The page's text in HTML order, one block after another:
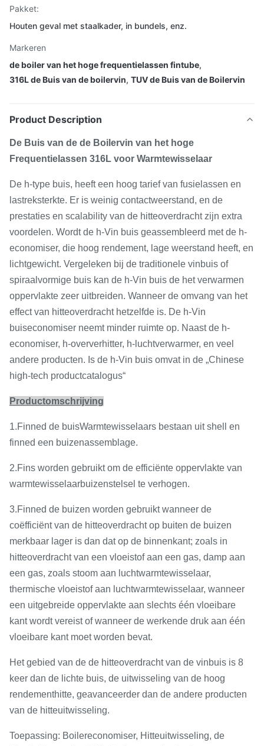
Pakket:
Houten geval met staalkader, in bundels, enz.
Markeren
de boiler van het hoge frequentielassen fintube,
316L de Buis van de boilervin, TUV de Buis van de Boilervin
Product Description
De Buis van de de Boilervin van het hoge
Frequentielassen 316L voor Warmtewisselaar
De h-type buis, heeft een hoog tarief van fusielassen en
lastreksterkte. Er is weinig contactweerstand, en de
prestaties en scalability van de hitteoverdracht zijn extra
voordelen. Wordt de h-Vin buis geassembleerd met de h-
economiser, die hoog rendement, lage weerstand heeft, en
lichtgewicht. Vergeleken bij de traditionele vinbuis of
spiraalvormige buis kan de h-Vin buis de het verwarmen
oppervlakte zeer uitbreiden. Wanneer de omvang van het
effect van hitteoverdracht hetzelfde is. De h-Vin
buiseconomiser neemt minder ruimte op. Naast de h-
economiser, h-oververhitter, h-luchtverwarmer, en veel
andere producten. Is de h-Vin buis omvat in de „Chinese
high-tech productcatalogus“
Productomschrijving
1.Finned de buisWarmtewisselaars bestaan uit shell en
finned een buizenassemblage.
2.Fins worden gebruikt om de efficiënte oppervlakte van
warmtewisselaarbuizenstelsel te verhogen.
3.Finned de buizen worden gebruikt wanneer de
coëfficiënt van de hitteoverdracht op buiten de buizen
merkbaar lager is dan dat op de binnenkant; zoals in
hitteoverdracht van een vloeistof aan een gas, damp aan
een gas, zoals stoom aan luchtwarmtewisselaar,
thermische vloeistof aan luchtwarmtewisselaar, wanneer
een uitgebreide oppervlakte aan slechts één vloeibare
kant wordt vereist of wanneer de werkende druk aan één
vloeibare kant moet worden bevat.
Het gebied van de de hitteoverdracht van de vinbuis is 8
keer dan de lichte buis, de uitwisseling van de hoog
rendementhitte, geavanceerder dan de andere producten
van de hitteuitwisseling.
Toepassing: Boilereconomiser, Hitteuitwisseling, de